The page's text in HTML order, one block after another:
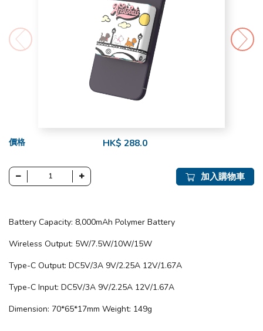
價格 HK$ 288.0
加入購物車
Battery Capacity: 8,000mAh Polymer Battery
Wireless Output: 5W/7.5W/10W/15W
Type-C Output: DC5V/3A 9V/2.25A 12V/1.67A
Type-C Input: DC5V/3A 9V/2.25A 12V/1.67A
Dimension: 70*65*17mm Weight: 149g